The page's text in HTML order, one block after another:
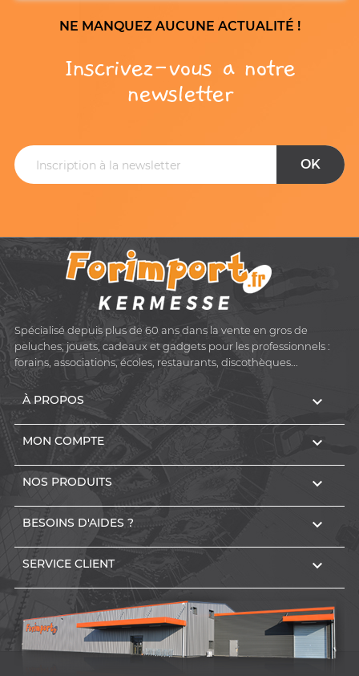
NE MANQUEZ AUCUNE ACTUALITÉ !
Inscrivez-vous a notre
newsletter
Spécialisé depuis plus de 60 ans dans la vente en gros de
peluches, jouets, cadeaux et gadgets pour les professionnels :
forains, associations, écoles, restaurants, discothèques...
À PROPOS 
MON COMPTE 
NOS PRODUITS 
BESOINS D'AIDES ? 
SERVICE CLIENT 